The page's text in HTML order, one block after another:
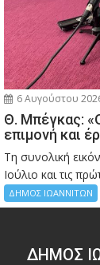
6 Αυγούστου
Θ. Μπέγκας:
επιμονή και
Τη συνολική
Ιούλιο και τις
ΔΗΜΟΣ ΙΩΑΝΝΙΤΩΝ
ΔΗΜΟΣ